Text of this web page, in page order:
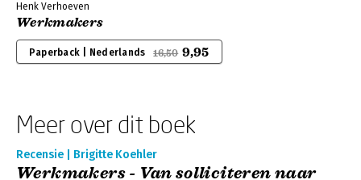
Henk Verhoeven
Werkmakers
Paperback | Nederlands 16,50 9,95
Meer over dit boek
Recensie | Brigitte Koehler
Werkmakers - Van solliciteren naar